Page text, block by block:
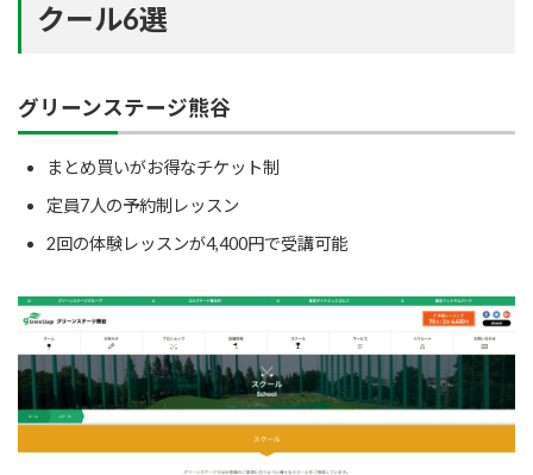
クール6選
グリーンステージ熊谷
まとめ買いがお得なチケット制
定員7人の予約制レッスン
2回の体験レッスンが4,400円で受講可能